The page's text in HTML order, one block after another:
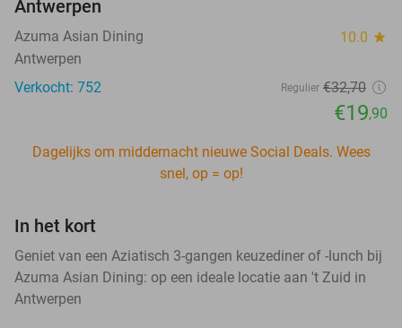
Antwerpen
Azuma Asian Dining 10.0 star
Antwerpen
Verkocht: 752
Regulier €32,70
€19,90
Dagelijks om middernacht nieuwe Social Deals. Wees
snel, op = op!
In het kort
Geniet van een Aziatisch 3-gangen keuzediner of -lunch bij
Azuma Asian Dining: op een ideale locatie aan 't Zuid in
Antwerpen